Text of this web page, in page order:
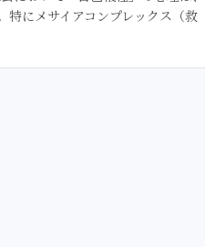
特にメサイアコンプレックス（救